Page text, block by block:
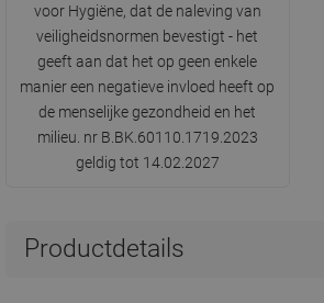
voor Hygiëne, dat de naleving van
veiligheidsnormen bevestigt - het
geeft aan dat het op geen enkele
manier een negatieve invloed heeft op
de menselijke gezondheid en het
milieu. nr B.BK.60110.1719.2023
geldig tot 14.02.2027
Productdetails